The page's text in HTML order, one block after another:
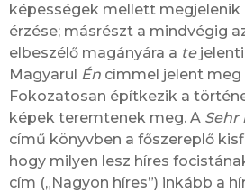
képességek mellett megjelenik
érzése; másrészt a mindvégig
elbeszélő magányára a tejelenti
Magyarul Én címmel jelent meg
Fokozatosan építkezik a
képek teremtenek meg. A Sehr
című könyvben a főszereplő
hogy milyen lesz híres
cím („Nagyon híres”) inkább a